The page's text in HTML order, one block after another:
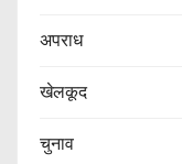
अपराध
खेलकूद
चुनाव